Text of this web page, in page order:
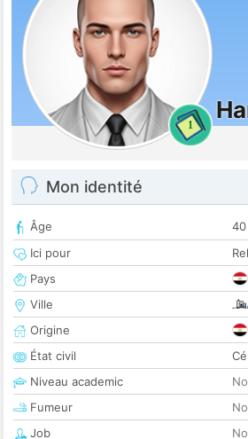
1
Mon identité
Âge
40
Ici pour
Pays
Ville
Origine
État civil
Niveau academic
Fumeur
Job